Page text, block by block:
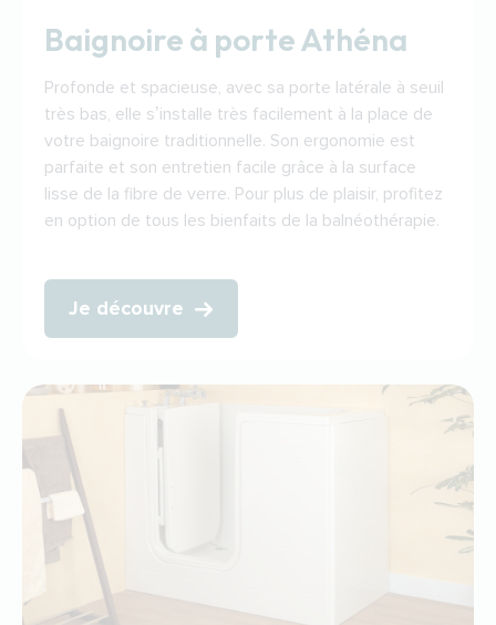
Baignoire à porte Athéna
Profonde et spacieuse, avec sa porte latérale à seuil
très bas, elle s’installe très facilement à la place de
votre baignoire traditionnelle. Son ergonomie est
parfaite et son entretien facile grâce à la surface
lisse de la fibre de verre. Pour plus de plaisir, profitez
en option de tous les bienfaits de la balnéothérapie.
Je découvre